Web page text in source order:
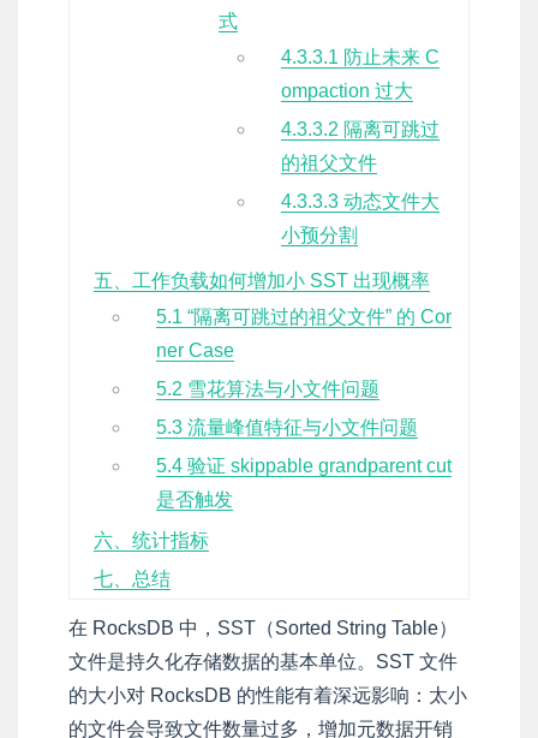
式
4.3.3.1 防止未来 C
ompaction 过大
4.3.3.2 隔离可跳过
的祖父文件
4.3.3.3 动态文件大
小预分割
五、工作负载如何增加小 SST 出现概率
5.1 “隔离可跳过的祖父文件” 的 Cor
ner Case
5.2 雪花算法与小文件问题
5.3 流量峰值特征与小文件问题
5.4 验证 skippable grandparent cut
是否触发
六、统计指标
七、总结
在 RocksDB 中，SST（Sorted String Table）
文件是持久化存储数据的基本单位。SST 文件
的大小对 RocksDB 的性能有着深远影响：太小
的文件会导致文件数量过多，增加元数据开销